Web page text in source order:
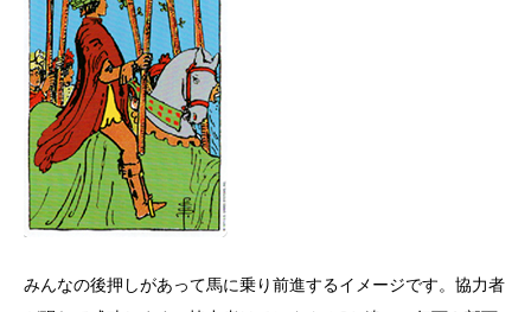
みんなの後押しがあって馬に乗り前進するイメージです。協力者